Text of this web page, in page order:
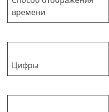
времени
Цифры